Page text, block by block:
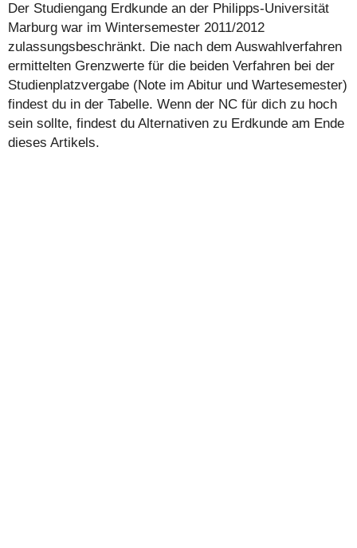
Der Studiengang Erdkunde an der Philipps-Universität
Marburg war im Wintersemester 2011/2012
zulassungsbeschränkt. Die nach dem Auswahlverfahren
ermittelten Grenzwerte für die beiden Verfahren bei der
Studienplatzvergabe (Note im Abitur und Wartesemester)
findest du in der Tabelle. Wenn der NC für dich zu hoch
sein sollte, findest du Alternativen zu Erdkunde am Ende
dieses Artikels.